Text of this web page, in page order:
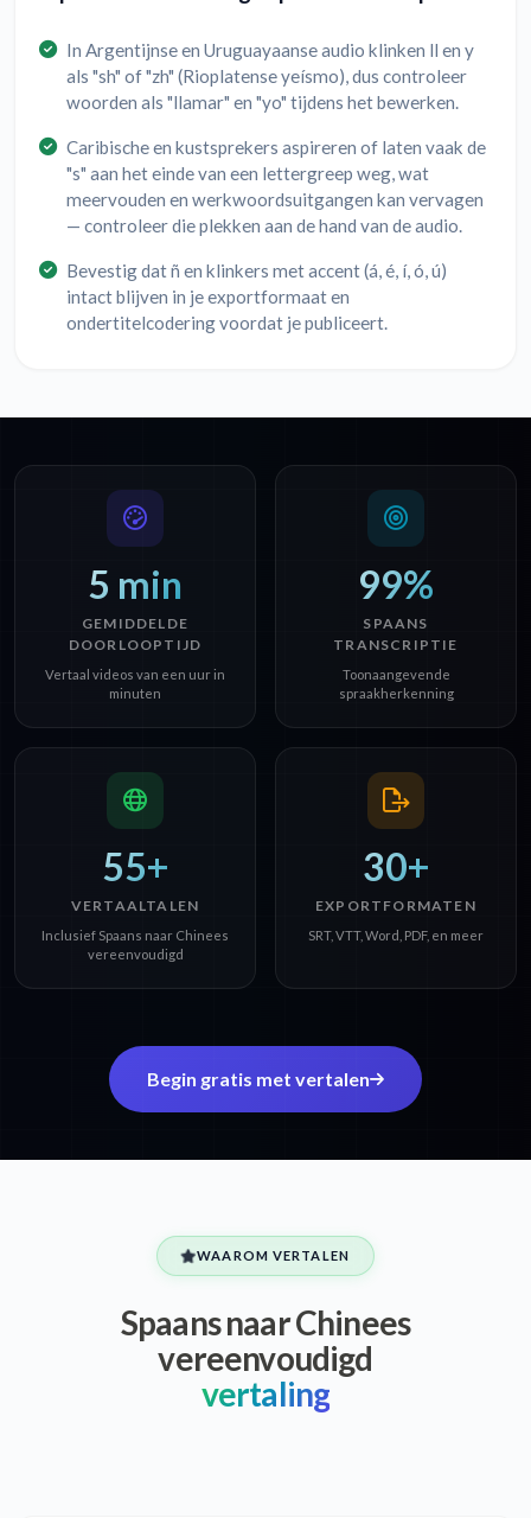
In Argentijnse en Uruguayaanse audio klinken ll en y
als "sh" of "zh" (Rioplatense yeísmo), dus controleer
woorden als "llamar" en "yo" tijdens het bewerken.
Caribische en kustsprekers aspireren of laten vaak de
"s" aan het einde van een lettergreep weg, wat
meervouden en werkwoordsuitgangen kan vervagen
— controleer die plekken aan de hand van de audio.
Bevestig dat ñ en klinkers met accent (á, é, í, ó, ú)
intact blijven in je exportformaat en
ondertitelcodering voordat je publiceert.
5 min
GEMIDDELDE
DOORLOOPTIJD
Vertaal videos van een uur in
minuten
99%
SPAANS
TRANSCRIPTIE
Toonaangevende
spraakherkenning
55+
VERTAALTALEN
Inclusief Spaans naar Chinees
vereenvoudigd
30+
EXPORTFORMATEN
SRT, VTT, Word, PDF, en meer
Begin gratis met vertalen
WAAROM VERTALEN
Spaans naar Chinees
vereenvoudigd
vertaling